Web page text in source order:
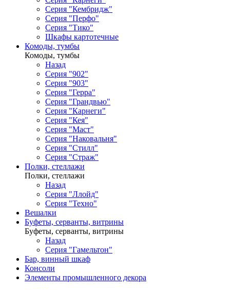
Серия "Кембридж"
Серия "Перфо"
Серия "Тико"
Шкафы картотечные
Комоды, тумбы
Комоды, тумбы
Назад
Серия "902"
Серия "903"
Серия "Герра"
Серия "Грандвью"
Серия "Карнеги"
Серия "Кея"
Серия "Маст"
Серия "Наковальня"
Серия "Стилл"
Серия "Страж"
Полки, стеллажи
Полки, стеллажи
Назад
Серия "Ллойд"
Серия "Техно"
Вешалки
Буфеты, серванты, витрины
Буфеты, серванты, витрины
Назад
Серия "Гамельтон"
Бар, винный шкаф
Консоли
Элементы промышленного декора